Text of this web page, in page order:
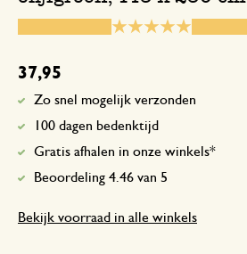
37,95
Zo snel mogelijk verzonden
100 dagen bedenktijd
Gratis afhalen in onze winkels*
Beoordeling 4.46 van 5
Bekijk voorraad in alle winkels
20 januari 2026